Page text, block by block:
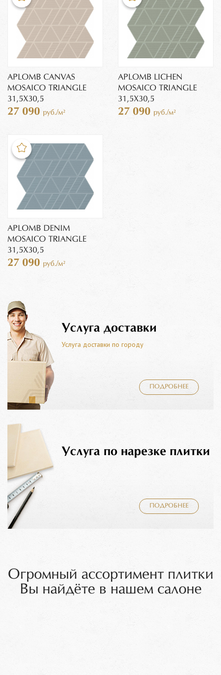
APLOMB CANVAS
MOSAICO TRIANGLE
31,5X30,5
27 090 руб./м²
APLOMB LICHEN
MOSAICO TRIANGLE
31,5X30,5
27 090 руб./м²
APLOMB DENIM
MOSAICO TRIANGLE
31,5X30,5
27 090 руб./м²
Услуга доставки
Услуга доставки по городу
ПОДРОБНЕЕ
Услуга по нарезке плитки
ПОДРОБНЕЕ
Огромный ассортимент плитки
Вы найдёте в нашем салоне